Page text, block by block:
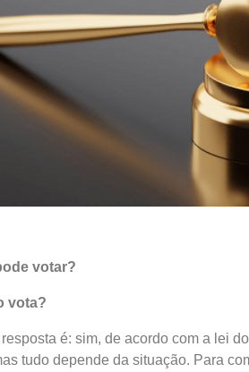
votar?
vota?
é: sim, de acordo com a lei
tudo depende da situação. Para